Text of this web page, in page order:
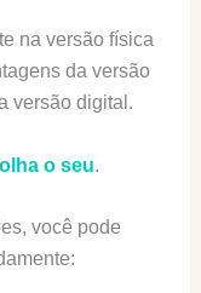
na versão física
da versão
versão digital.
o seu.
você pode